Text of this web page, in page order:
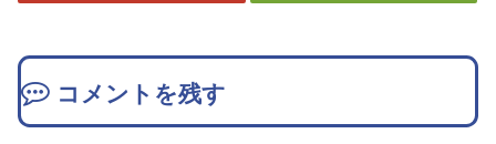
コメントを残す